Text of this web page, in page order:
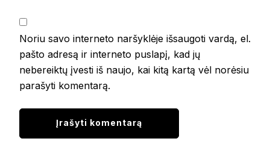
Noriu savo interneto naršyklėje išsaugoti vardą, el.
pašto adresą ir interneto puslapį, kad jų
nebereiktų įvesti iš naujo, kai kitą kartą vėl norėsiu
parašyti komentarą.